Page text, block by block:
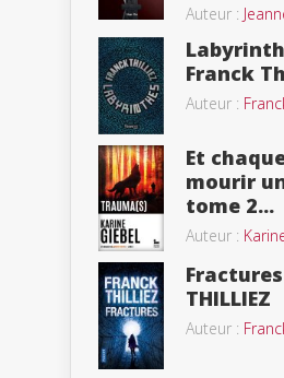
Auteur :
Franck
Auteur :
Et
mourir
tome 2...
Auteur :
THILLIEZ
Auteur :